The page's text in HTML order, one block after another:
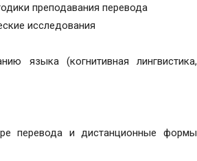
преподавания перевода
исследования
языка (когнитивная лингвистика,
перевода и дистанционные формы